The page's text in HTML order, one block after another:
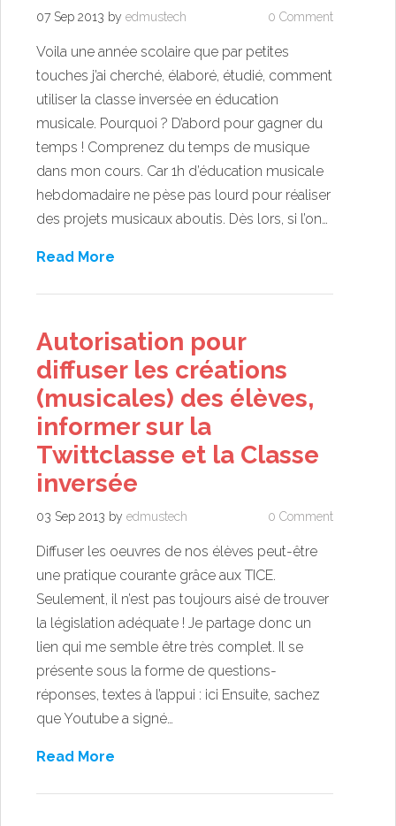
07 Sep 2013 by edmustech 0 Comment
Voila une année scolaire que par petites
touches j’ai cherché, élaboré, étudié, comment
utiliser la classe inversée en éducation
musicale. Pourquoi ? D’abord pour gagner du
temps ! Comprenez du temps de musique
dans mon cours. Car 1h d’éducation musicale
hebdomadaire ne pèse pas lourd pour réaliser
des projets musicaux aboutis. Dès lors, si l’on…
Read More
Autorisation pour
diffuser les créations
(musicales) des élèves,
informer sur la
Twittclasse et la Classe
inversée
03 Sep 2013 by edmustech 0 Comment
Diffuser les oeuvres de nos élèves peut-être
une pratique courante grâce aux TICE.
Seulement, il n’est pas toujours aisé de trouver
la législation adéquate ! Je partage donc un
lien qui me semble être très complet. Il se
présente sous la forme de questions-
réponses, textes à l’appui : ici Ensuite, sachez
que Youtube a signé…
Read More